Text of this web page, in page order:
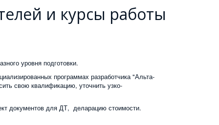
и курсы работы
уровня подготовки.
программах разработчика "Альта-
свою квалификацию, уточнить узко-
документов для ДТ, деларацию стоимости.